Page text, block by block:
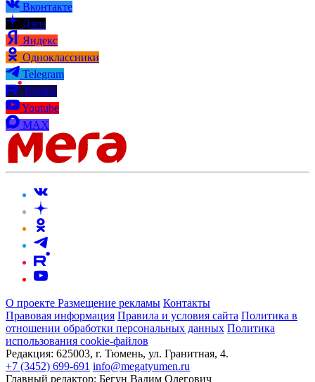
Вконтакте
Дзен
Яндекс
Одноклассники
Telegram
Rutube
Youtube
MAX
О проекте Размещение рекламы Контакты
Правовая информация Правила и условия сайта Политика в
отношении обработки персональных данных Политика
использования cookie-файлов
Редакция: 625003, г. Тюмень, ул. Гранитная, 4.
+7 (3452) 699-691 info@megatyumen.ru
Главный редактор: Бегун Вадим Олегович